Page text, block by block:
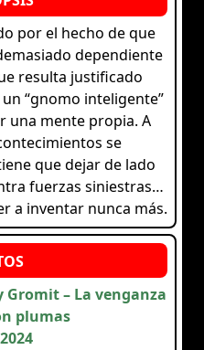
por el hecho de que
dependiente
resulta justificado
“gnomo inteligente”
una mente propia. A
se
que dejar de lado
fuerzas siniestras…
a inventar nunca más.
Gromit – La venganza
plumas
2024